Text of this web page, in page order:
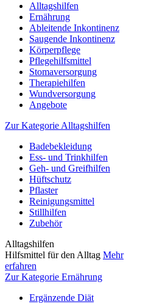
Alltagshilfen
Ernährung
Ableitende Inkontinenz
Saugende Inkontinenz
Körperpflege
Pflegehilfsmittel
Stomaversorgung
Therapiehilfen
Wundversorgung
Angebote
Zur Kategorie Alltagshilfen
Badebekleidung
Ess- und Trinkhilfen
Geh- und Greifhilfen
Hüftschutz
Pflaster
Reinigungsmittel
Stillhilfen
Zubehör
Alltagshilfen
Hilfsmittel für den Alltag Mehr
erfahren
Zur Kategorie Ernährung
Ergänzende Diät